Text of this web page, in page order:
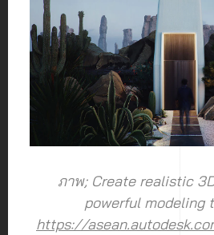
ภาพ; Create realistic
powerful modeling
https://